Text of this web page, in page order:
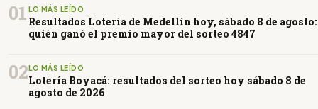
01 LO MÁS LEÍDO
Resultados Lotería de Medellín hoy, sábado 8 de agosto:
quién ganó el premio mayor del sorteo 4847
02 LO MÁS LEÍDO
Lotería Boyacá: resultados del sorteo hoy sábado 8 de
agosto de 2026